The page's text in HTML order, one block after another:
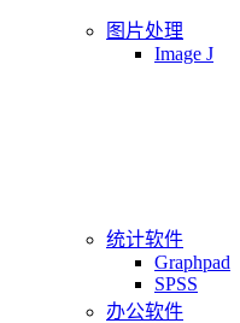
图片处理
Image J
统计软件
Graphpad
SPSS
办公软件